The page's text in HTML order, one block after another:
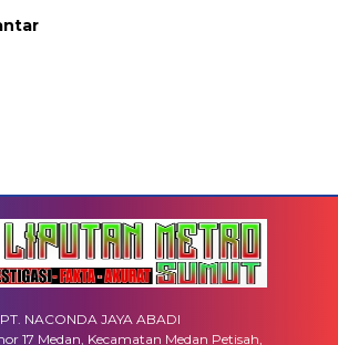
PT. NACONDA JAYA ABADI
17 Medan, Kecamatan Medan Petisah,